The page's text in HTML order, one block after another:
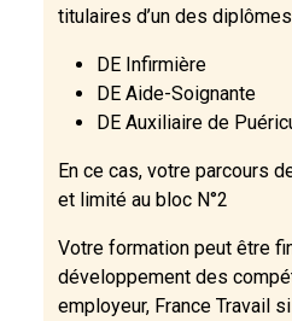
titulaires d’un des
DE Infirmière
DE Aide-Soignante
DE Auxiliaire de
En ce cas, votre parcours
et limité au bloc N°2
Votre formation peut être
développement des
employeur, France Travail